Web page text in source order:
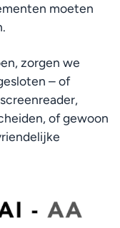
moeten
zorgen we
– of
of gewoon